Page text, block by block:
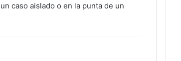
caso aislado o en la punta de un